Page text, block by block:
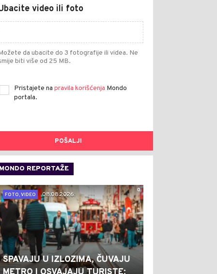
video ili foto
da ubacite do 3 fotografije ili videa. Ne
biti više od 25 MB.
Pristajete na pravila korišćenja Mondo
portala.
POŠALJI
MONDO REPORTAŽE
0
FOTO, VIDEO
08.08.2026.
SPAVAJU U IZLOZIMA, ČUVAJU